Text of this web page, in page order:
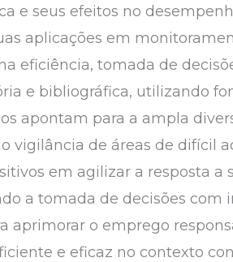
e seus efeitos no
aplicações em
eficiência, tomada de
e bibliográfica, utilizando
apontam para a ampla
vigilância de áreas de difícil
em agilizar a resposta a
a tomada de decisões com
o emprego
e eficaz no contexto